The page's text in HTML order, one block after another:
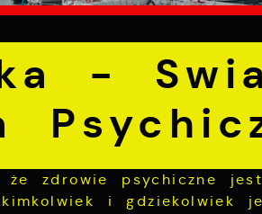
-
że zdrowie psychiczne
i gdziekolwiek